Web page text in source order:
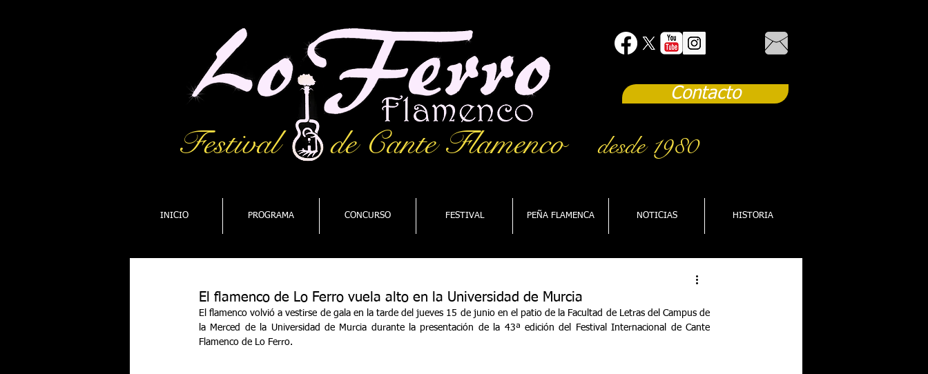
Contacto
Festival de Cante Flamencodesde 1980
INICIO PROGRAMA CONCURSO FESTIVAL PEÑA FLAMENCA NOTICIAS HISTORIA
El flamenco de Lo Ferro vuela alto en la Universidad de Murcia
El flamenco volvió a vestirse de gala en la tarde del jueves 15 de junio en el patio de la Facultad de Letras del Campus de
la Merced de la Universidad de Murcia durante la presentación de la 43ª edición del Festival Internacional de Cante
Flamenco de Lo Ferro.